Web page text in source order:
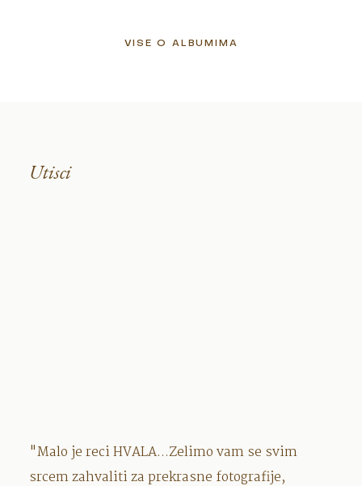
VISE O ALBUMIMA
Utisci
"Malo je reci HVALA...Zelimo vam se svim
srcem zahvaliti za prekrasne fotografije,